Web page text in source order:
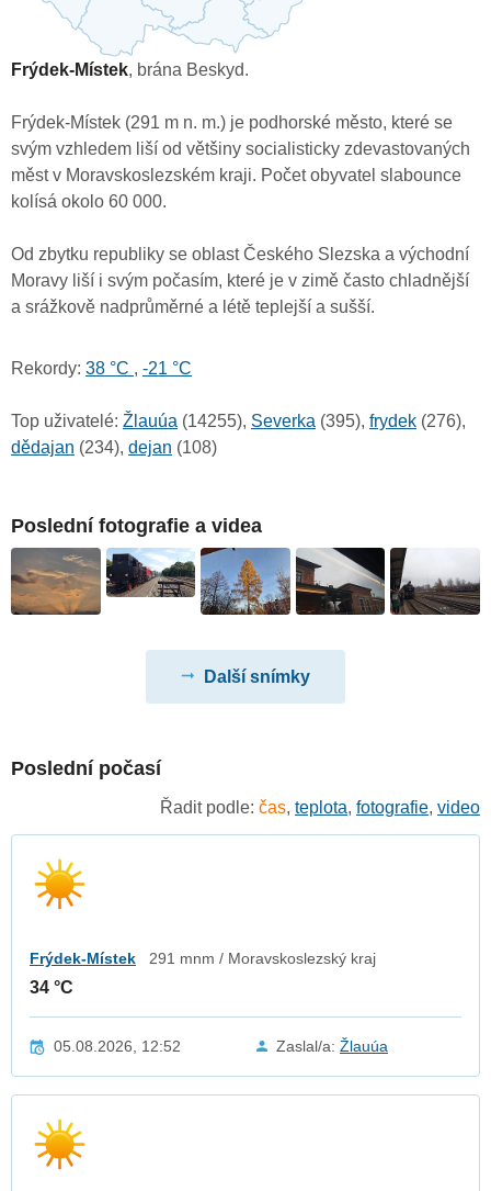
Frýdek-Místek, brána Beskyd.
Frýdek-Místek (291 m n. m.) je podhorské město, které se
svým vzhledem liší od většiny socialisticky zdevastovaných
měst v Moravskoslezském kraji. Počet obyvatel slabounce
kolísá okolo 60 000.
Od zbytku republiky se oblast Českého Slezska a východní
Moravy liší i svým počasím, které je v zimě často chladnější
a srážkově nadprůměrné a létě teplejší a sušší.
Rekordy: 38 °C , -21 °C
Top uživatelé: Žlauúa (14255), Severka (395), frydek (276),
dědajan (234), dejan (108)
Poslední fotografie a videa
Další snímky
Poslední počasí
Řadit podle: čas, teplota, fotografie, video
Frýdek-Místek 291 mnm / Moravskoslezský kraj
34 °C
05.08.2026, 12:52 Zaslal/a: Žlauúa